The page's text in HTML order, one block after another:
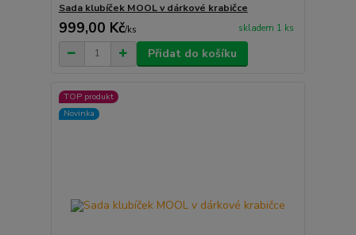
Sada klubíček MOOL v dárkové krabičce
999,00 Kč/ks skladem 1 ks
Přidat do košíku
TOP produkt
Novinka